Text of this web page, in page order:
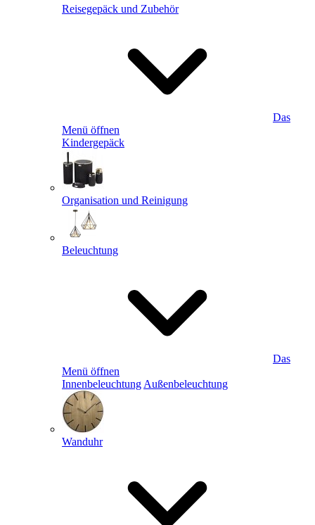
Reisegepäck und Zubehör
Das
Menü öffnen
Kindergepäck
Organisation und Reinigung
Beleuchtung
Das
Menü öffnen
Innenbeleuchtung Außenbeleuchtung
Wanduhr